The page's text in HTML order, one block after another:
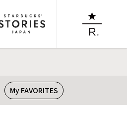
My FAVORITES